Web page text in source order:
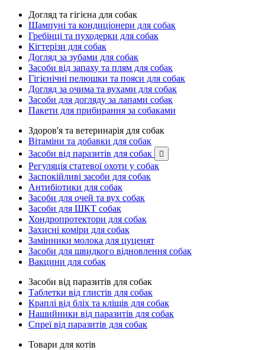
Догляд та гігієна для собак
Шампуні та кондиціонери для собак
Гребінці та пуходерки для собак
Кігтерізи для собак
Догляд за зубами для собак
Засоби від запаху та плям для собак
Гігієнічні пелюшки та пояси для собак
Догляд за очима та вухами для собак
Засоби для догляду за лапами собак
Пакети для прибирання за собаками
Здоров'я та ветеринарія для собак
Вітаміни та добавки для собак
Засоби від паразитів для собак

Регуляція статевої охоти у собак
Заспокійливі засоби для собак
Антибіотики для собак
Засоби для очей та вух собак
Засоби для ШКТ собак
Хондропротектори для собак
Захисні коміри для собак
Замінники молока для цуценят
Засоби для швидкого відновлення собак
Вакцини для собак
Засоби від паразитів для собак
Таблетки від глистів для собак
Краплі від бліх та кліщів для собак
Нашийники від паразитів для собак
Спреї від паразитів для собак
Товари для котів